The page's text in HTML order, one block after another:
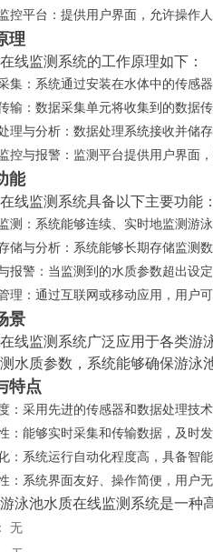
控平台 ：提供用户界面，允许操作
理
线监测系统的工作原理如下：
集 ：系统通过安装在水体中的传感
输 ：数据采集单元将收集到的数据
理与分析 ：数据处理系统接收并储
控与报警 ：监测平台提供用户界面
能
线监测系统具备以下主要功能：
测 ：系统能够连续、实时地监测游
储与分析 ：系统能够长期存储监测
报警 ：当监测到的水质参数超出设
理 ：通过互联网或移动应用，用户
景
线监测系统广泛应用于各类游
水质参数，系统能够确保游泳
特点
：采用先进的传感器和数据处理技
：能够实时采集和传输数据，及时
：系统运行自动化程度高，具备智
：系统界面友好、操作简便，用户
泳池水质在线监测系统是一种
无